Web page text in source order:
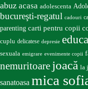
abuz acasa adolescenta
bucureşti-regatul cadouri
parenting carti pentru copii
cuplu delicatese depresie
sexuala emigrare evenimente copii
nemuritoare joacă la
sanatoasa mica